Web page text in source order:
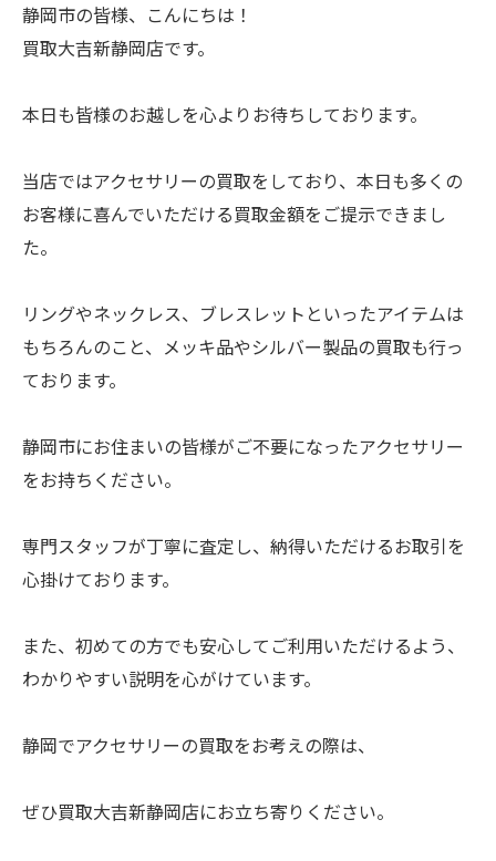
静岡市の皆様、こんにちは！
買取大吉新静岡店です。
本日も皆様のお越しを心よりお待ちしております。
当店ではアクセサリーの買取をしており、本日も多くの
お客様に喜んでいただける買取金額をご提示できまし
た。
リングやネックレス、ブレスレットといったアイテムは
もちろんのこと、メッキ品やシルバー製品の買取も行っ
ております。
静岡市にお住まいの皆様がご不要になったアクセサリー
をお持ちください。
専門スタッフが丁寧に査定し、納得いただけるお取引を
心掛けております。
また、初めての方でも安心してご利用いただけるよう、
わかりやすい説明を心がけています。
静岡でアクセサリーの買取をお考えの際は、
ぜひ買取大吉新静岡店にお立ち寄りください。